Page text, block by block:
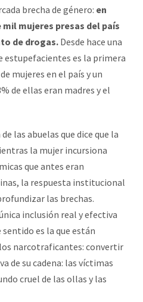
brecha de género: en
mujeres presas del país
de drogas. Desde hace una
estupefacientes es la primera
mujeres en el país y un
de ellas eran madres y el
las abuelas que dice que la
la mujer incursiona
que antes eran
la respuesta institucional
las brechas.
inclusión real y efectiva
sentido es la que están
narcotraficantes: convertir
de su cadena: las víctimas
cruel de las ollas y las